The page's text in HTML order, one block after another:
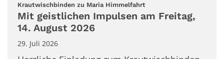
Krautwischbinden zu Maria Himmelfahrt:
Mit geistlichen Impulsen am Freitag,
14. August 2026
29. Juli 2026